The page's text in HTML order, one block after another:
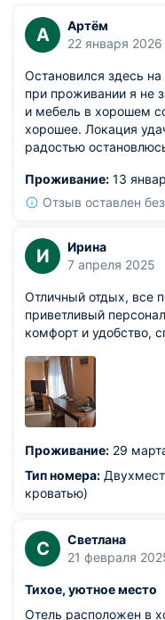
А
Артём
22 января 2026
Остановился здесь
при проживании я не
и мебель в хорошем
хорошее. Локация
радостью
Проживание: 13
Отзыв оставлен
И
Ирина
7 апреля 2025
Отличный отдых, все
приветливый
комфорт и удобство,
Проживание: 29
Тип номера:
кроватью)
С
Светлана
21 февраля
Тихое, уютное место
Отель расположен в